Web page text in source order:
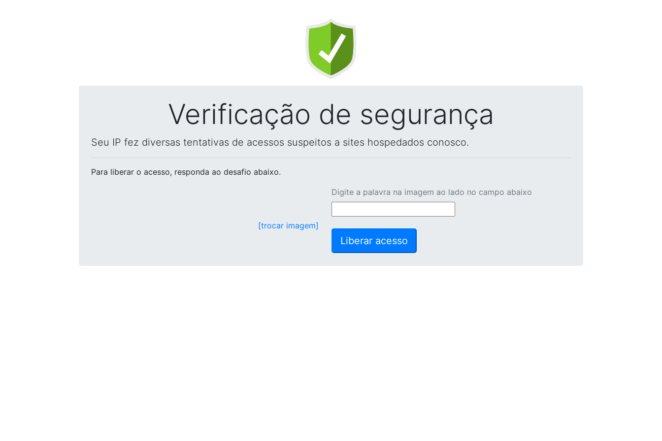
Verificação de segurança
Seu IP fez diversas tentativas de acessos suspeitos a sites hospedados conosco.
Para liberar o acesso, responda ao desafio abaixo.
[trocar imagem]
Digite a palavra na imagem ao lado no campo abaixo